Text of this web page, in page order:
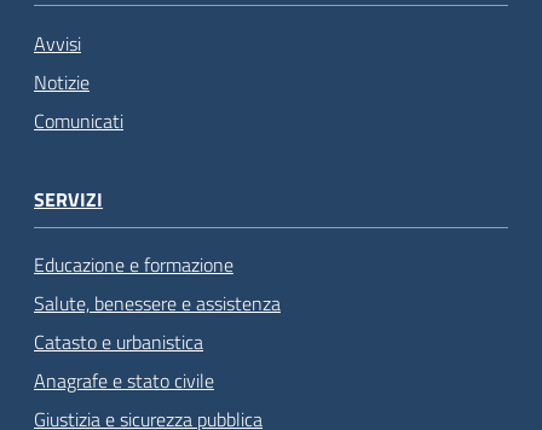
Avvisi
Notizie
Comunicati
SERVIZI
Educazione e formazione
Salute, benessere e assistenza
Catasto e urbanistica
Anagrafe e stato civile
Giustizia e sicurezza pubblica